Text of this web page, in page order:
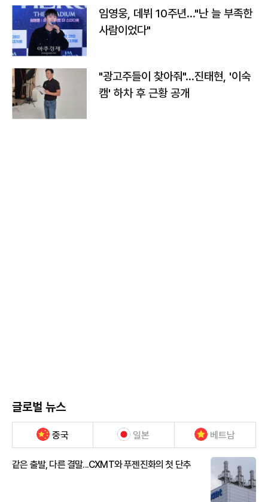
임영웅, 데뷔 10주년…"난 늘 부족한
사람이었다"
"광고주들이 찾아줘"…진태현, '이숙
캠' 하차 후 근황 공개
글로벌 뉴스
중국 일본 베트남
같은 출발, 다른 결말...CXMT와 푸젠진화의 첫 단추